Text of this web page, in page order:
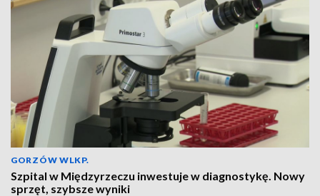
GORZÓW WLKP.
Szpital w Międzyrzeczu inwestuje w diagnostykę. Nowy
sprzęt, szybsze wyniki